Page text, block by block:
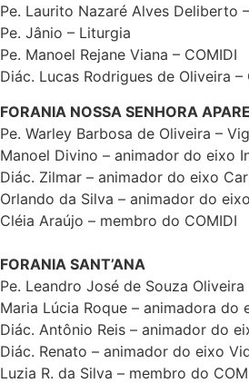
Pe. Laurito Nazaré Alves Deliberto
Pe. Jânio – Liturgia
Pe. Manoel Rejane Viana – COMIDI
Diác. Lucas Rodrigues de Oliveira –
FORANIA NOSSA SENHORA
Pe. Warley Barbosa de Oliveira –
Manoel Divino – animador do eixo
Diác. Zilmar – animador do eixo
Orlando da Silva – animador do
Cléia Araújo – membro do COMIDI
FORANIA SANT’ANA
Pe. Leandro José de Souza
Maria Lúcia Roque – animadora do
Diác. Antônio Reis – animador do
Diác. Renato – animador do eixo
Luzia R. da Silva – membro do